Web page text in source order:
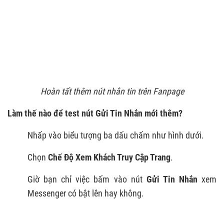
Hoàn tất thêm nút nhắn tin trên Fanpage
Làm thế nào để test nút Gửi Tin Nhắn mới thêm?
Nhấp vào biểu tượng ba dấu chấm như hình dưới.
Chọn Chế Độ Xem Khách Truy Cập Trang.
Giờ bạn chỉ việc bấm vào nút Gửi Tin Nhắnxem
Messenger có bật lên hay không.